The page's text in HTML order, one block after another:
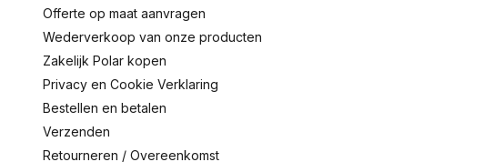
Offerte op maat aanvragen
Wederverkoop van onze producten
Zakelijk Polar kopen
Privacy en Cookie Verklaring
Bestellen en betalen
Verzenden
Retourneren / Overeenkomst